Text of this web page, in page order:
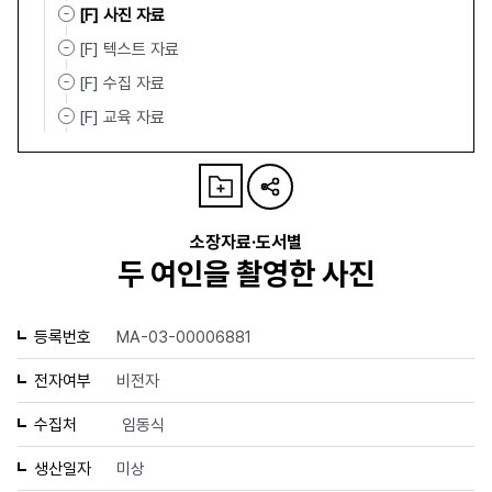
[F] 사진 자료
[F] 텍스트 자료
[F] 수집 자료
[F] 교육 자료
소장자료·도서별
두 여인을 촬영한 사진
등록번호 MA-03-00006881
전자여부 비전자
수집처 임동식
생산일자 미상